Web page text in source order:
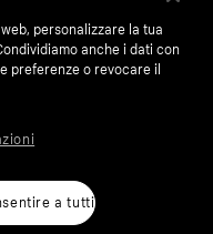
personalizzare la tua
anche i dati con
preferenze o revocare il
a tutti